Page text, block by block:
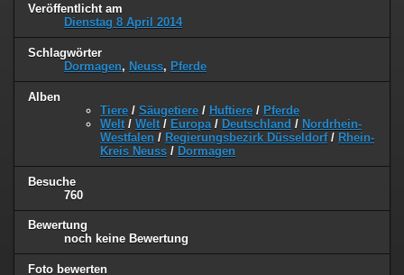
Veröffentlicht am
Dienstag 8 April 2014
Schlagwörter
Dormagen, Neuss, Pferde
Alben
Tiere / Säugetiere / Huftiere / Pferde
Welt / Welt / Europa / Deutschland / Nordrhein-
Westfalen / Regierungsbezirk Düsseldorf/ Rhein-
Kreis Neuss / Dormagen
Besuche
760
Bewertung
noch keine Bewertung
Foto bewerten